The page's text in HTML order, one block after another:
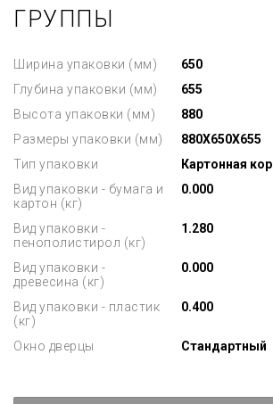
ГРУППЫ
Ширина упаковки (мм)
650
Глубина упаковки (мм)
655
Высота упаковки (мм)
880
Размеры упаковки (мм)
880X650X655
Тип упаковки
Картонная
Вид упаковки - бумага и
картон (кг)
0.000
Вид упаковки -
пенополистирол (кг)
1.280
Вид упаковки -
древесина (кг)
0.000
Вид упаковки - пластик
(кг)
0.400
Окно дверцы Стандартный